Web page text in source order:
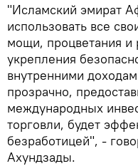
"Исламский эмират
использовать все
мощи, процветания и
укрепления
внутренними
прозрачно,
международных
торговли, будет
безработицей", -
Ахундзады.